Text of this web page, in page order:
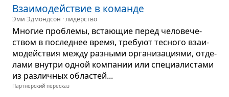
Вза­и­мо­действие в команде
Эми Эдмондсон · лидерство
Мно­гие про­блемы, вста­ю­щие перед чело­ве­че­
ством в послед­нее время, тре­буют тес­ного вза­и­
мо­действия между раз­ными орга­ни­за­ци­ями, отде­
лами вну­три одной ком­па­нии или спе­ци­а­ли­стами
из раз­лич­ных обла­стей...
Партнёрский пересказ